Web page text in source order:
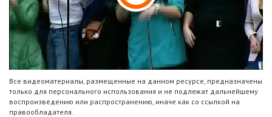
Все видеоматериалы, размещенные на данном ресурсе, предназначены
только для персонального использования и не подлежат дальнейшему
воспроизведению или распространению, иначе как со ссылкой на
правообладателя.